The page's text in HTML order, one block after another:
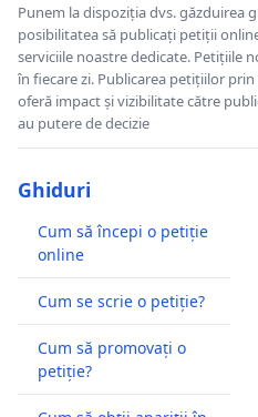
Punem la dispoziția dvs. găzduirea
posibilitatea să publicați petiții
serviciile noastre dedicate. Petițiile
în fiecare zi. Publicarea petițiilor
oferă impact și vizibilitate către
au putere de decizie
Ghiduri
Cum să începi o petiție
online
Cum se scrie o petiție?
Cum să promovați o
petiție?